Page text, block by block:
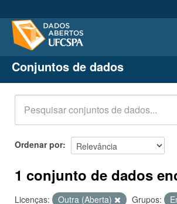
Conjuntos de dados
Organizações
Grupos
Sobre
Conjuntos de dados
Ordenar por
1 conjunto de dados
Licenças: Outra (Aberta) Grupos: